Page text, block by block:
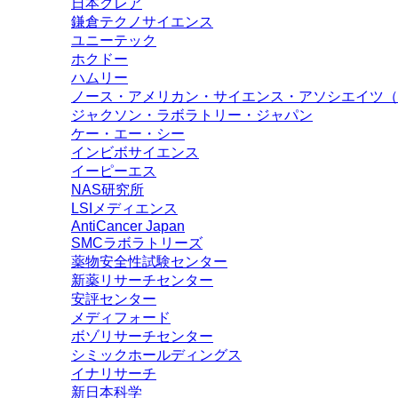
日本クレア
鎌倉テクノサイエンス
ユニーテック
ホクドー
ハムリー
ノース・アメリカン・サイエンス・アソシエイツ（
ジャクソン・ラボラトリー・ジャパン
ケー・エー・シー
インビボサイエンス
イーピーエス
NAS研究所
LSIメディエンス
AntiCancer Japan
SMCラボラトリーズ
薬物安全性試験センター
新薬リサーチセンター
安評センター
メディフォード
ボゾリサーチセンター
シミックホールディングス
イナリサーチ
新日本科学